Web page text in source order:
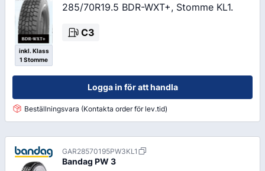
inkl. Klass
1 Stomme
285/70R19.5 BDR-WXT+, Stomme KL1.
C3
Logga in för att handla
Beställningsvara (Kontakta order för lev.tid)
GAR28570195PW3KL1
Bandag PW 3